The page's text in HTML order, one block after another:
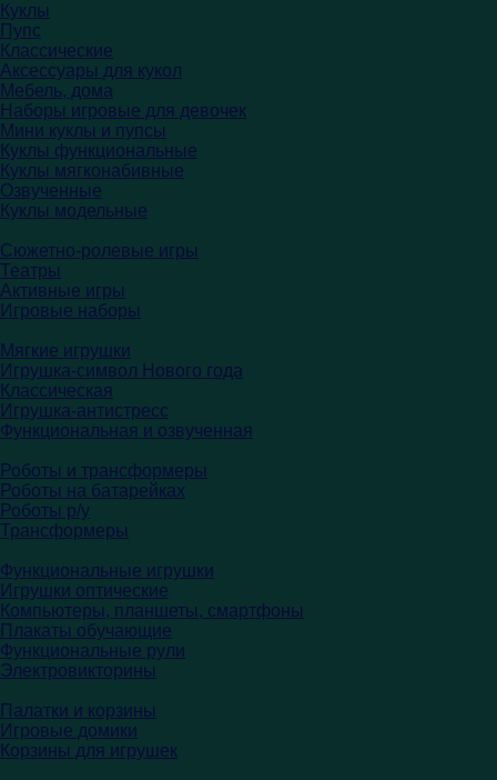
Куклы
Пупс
Классические
Аксессуары для кукол
Мебель, дома
Наборы игровые для девочек
Мини куклы и пупсы
Куклы функциональные
Куклы мягконабивные
Озвученные
Куклы модельные
Сюжетно-ролевые игры
Театры
Активные игры
Игровые наборы
Мягкие игрушки
Игрушка-символ Нового года
Классическая
Игрушка-антистресс
Функциональная и озвученная
Роботы и трансформеры
Роботы на батарейках
Роботы р/у
Трансформеры
Функциональные игрушки
Игрушки оптические
Компьютеры, планшеты, смартфоны
Плакаты обучающие
Функциональные рули
Электровикторины
Палатки и корзины
Игровые домики
Корзины для игрушек